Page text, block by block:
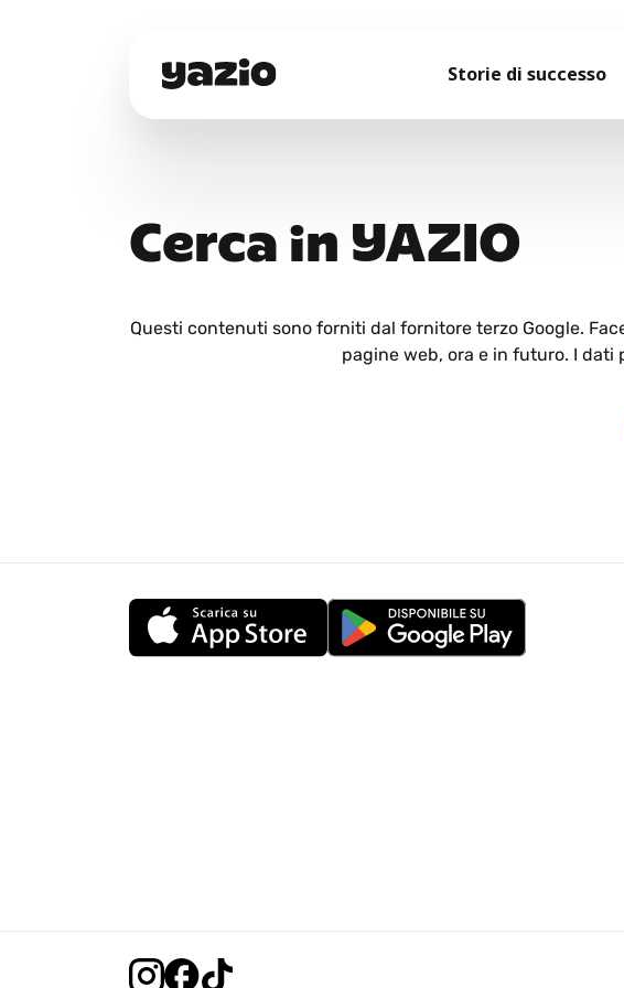
Storie di successo
Cerca in YAZIO
Questi contenuti sono forniti dal fornitore terzo Google.
pagine web, ora e in futuro. I dati